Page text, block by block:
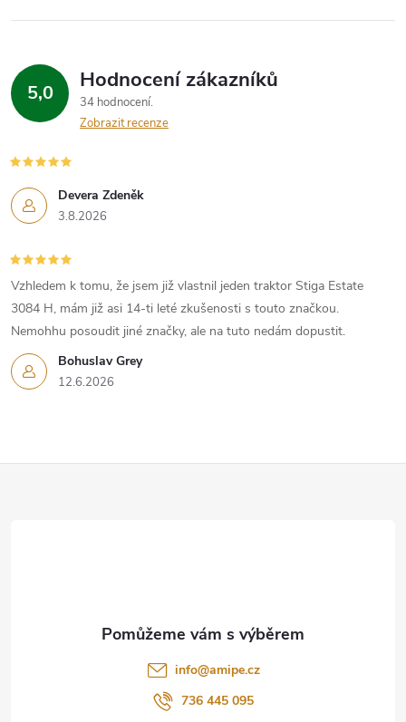
5,0 Hodnocení zákazníků
34 hodnocení
Zobrazit recenze
Devera Zdeněk
3.8.2026
Bohuslav Grey
12.6.2026
Vzhledem k tomu, že jsem již vlastnil jeden traktor Stiga Estate
3084 H, mám již asi 14-ti leté zkušenosti s touto značkou.
Nemohhu posoudit jiné značky, ale na tuto nedám dopustit.
info@amipe.cz
736 445 095